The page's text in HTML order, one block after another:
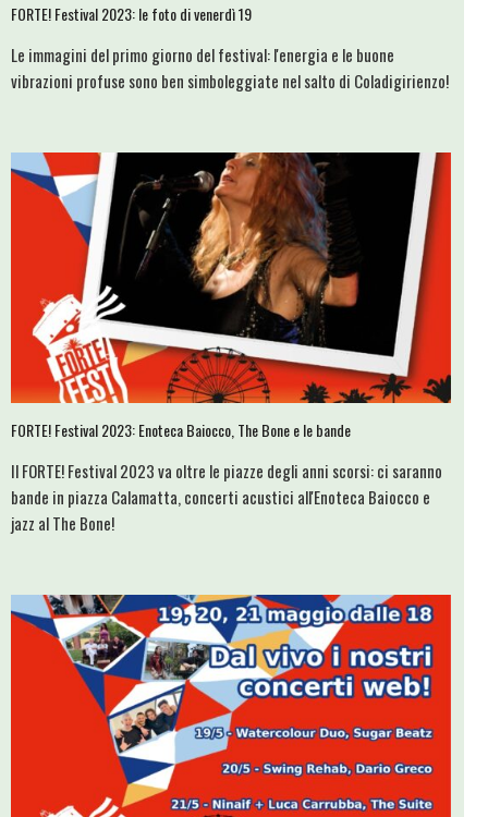
FORTE! Festival 2023: le foto di venerdì 19
Le immagini del primo giorno del festival: l'energia e le buone
vibrazioni profuse sono ben simboleggiate nel salto di Coladigirienzo!
FORTE! Festival 2023: Enoteca Baiocco, The Bone e le bande
Il FORTE! Festival 2023 va oltre le piazze degli anni scorsi: ci saranno
bande in piazza Calamatta, concerti acustici all'Enoteca Baiocco e
jazz al The Bone!